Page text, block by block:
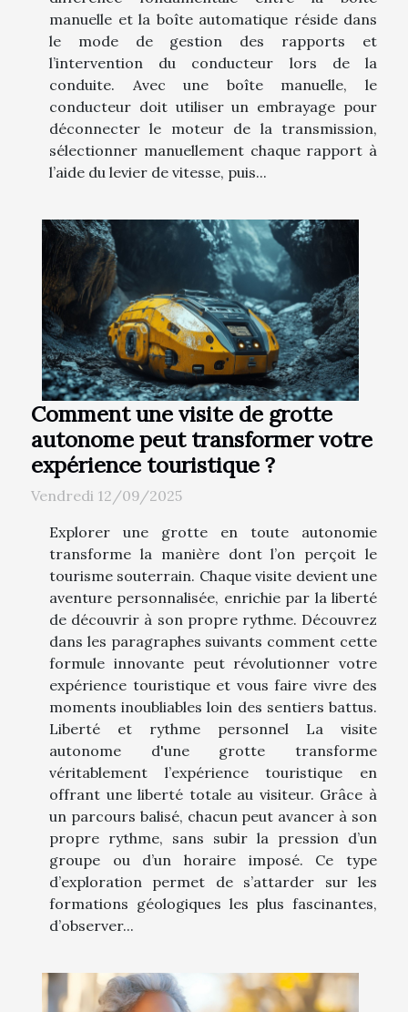
manuelle et la boîte automatique réside dans
le mode de gestion des rapports et
l’intervention du conducteur lors de la
conduite. Avec une boîte manuelle, le
conducteur doit utiliser un embrayage pour
déconnecter le moteur de la transmission,
sélectionner manuellement chaque rapport à
l’aide du levier de vitesse, puis...
Comment une visite de grotte
autonome peut transformer votre
expérience touristique ?
Vendredi 12/09/2025
Explorer une grotte en toute autonomie
transforme la manière dont l’on perçoit le
tourisme souterrain. Chaque visite devient une
aventure personnalisée, enrichie par la liberté
de découvrir à son propre rythme. Découvrez
dans les paragraphes suivants comment cette
formule innovante peut révolutionner votre
expérience touristique et vous faire vivre des
moments inoubliables loin des sentiers battus.
Liberté et rythme personnel La visite
autonome d'une grotte transforme
véritablement l’expérience touristique en
offrant une liberté totale au visiteur. Grâce à
un parcours balisé, chacun peut avancer à son
propre rythme, sans subir la pression d’un
groupe ou d’un horaire imposé. Ce type
d’exploration permet de s’attarder sur les
formations géologiques les plus fascinantes,
d’observer...